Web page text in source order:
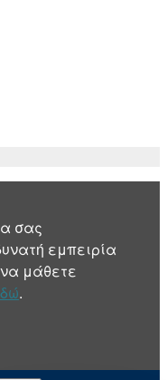
σας
εμπειρία
μάθετε
.